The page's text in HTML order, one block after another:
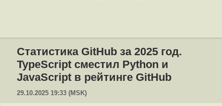
Статистика GitHub за 2025 год.
TypeScript сместил Python и
JavaScript в рейтинге GitHub
29.10.2025 19:33 (MSK)